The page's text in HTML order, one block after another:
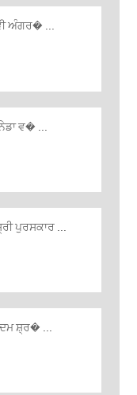
ਅੰਗਰ� ...
ਵ� ...
ਪੁਰਸਕਾਰ ...
ਸ਼੍ਰ� ...